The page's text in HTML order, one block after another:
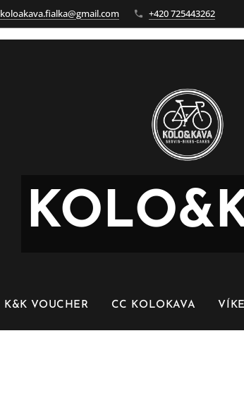
koloakava.fialka@gmail.com +420 725443262
K&K VOUCHER CC KOLOKAVA